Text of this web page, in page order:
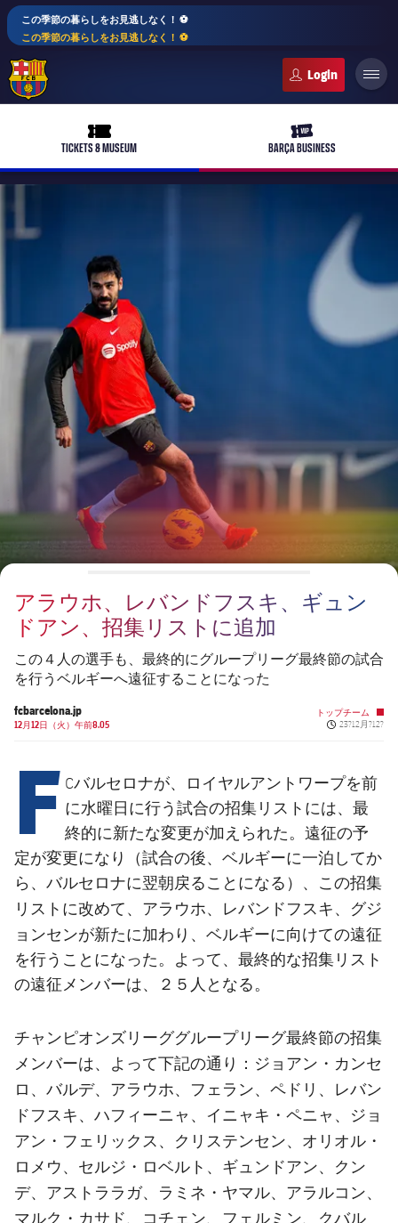
この季節の暮らしをお見逃しなく！ ⚽️
この季節の暮らしをお見逃しなく！ ⚽️
ticket-full
TICKETS & MUSEUM
ticket-vip
BARÇA BUSINESS
plusicon
label.aria.plus
バルサアカデミー
plusicon
label.aria.plus
10年毎
会長
レジェンド
監督
plusicon
label.aria.plus
プレスパス
Facilities
トップチーム
女子サッカー
plusicon
label.aria.plus
スケジュール
チケット
結果
順位表
バルサAtlètic
plusicon
label.aria.plus
スケジュール
チケット
結果
順位表
PLUSICON
LABEL.ARIA.PLUS
トップチーム
plusicon
label.aria.plus
スケジュール
チケット
結果
順位表
PLUSICON
LABEL.ARIA.PLUS
トップチーム
スケジュール
チケット
結果
PLUSICON
LABEL.ARIA.PLUS
トップチーム
plusicon
label.aria.plus
スケジュール
結果
順位表
PLUSICON
LABEL.ARIA.PLUS
スケジュール
チケット
結果
順位表
アラウホ、レバンドフスキ、ギュン
ドアン、招集リストに追加
この４人の選手も、最終的にグループリーグ最終節の試合
を行うベルギーへ遠征することになった
fcbarcelona.jp
12月12日（火）午前8.05
トップチーム
Published
23?12月?12?
F Cバルセロナが、ロイヤルアントワープを前
に水曜日に行う試合の招集リストには、最
終的に新たな変更が加えられた。遠征の予
定が変更になり（試合の後、ベルギーに一泊してか
ら、バルセロナに翌朝戻ることになる）、この招集
リストに改めて、 アラウホ、レバンドフスキ、グジ
ョンセンが新たに加わり、ベルギーに向けての遠征
を行うことになった。よって、最終的な招集リスト
の遠征メンバーは、２５人となる。
チャンピオンズリーググループリーグ最終節の招集
メンバーは、よって下記の通り： ジョアン・カンセ
ロ、バルデ、アラウホ、フェラン、ペドリ、レバン
ドフスキ、ハフィーニャ、イニャキ・ペニャ、ジョ
アン・フェリックス、クリステンセン、オリオル・
ロメウ、セルジ・ロベルト、ギュンドアン、クン
デ、アストララガ、ラミネ・ヤマル、アラルコン、
マルク・カサド、コチェン、フェルミン、クバル